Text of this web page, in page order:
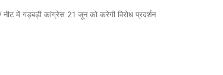
/नीट में गड़बड़ी कांग्रेस 21 जून को करेगी विरोध प्रदर्शन